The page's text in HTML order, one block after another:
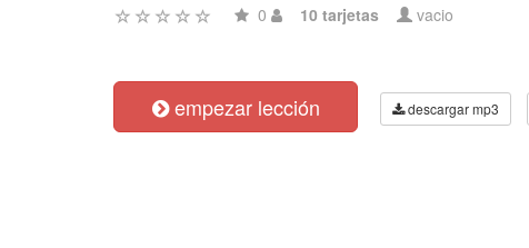
0 10 tarjetas vacio
empezar lección descargar mp3